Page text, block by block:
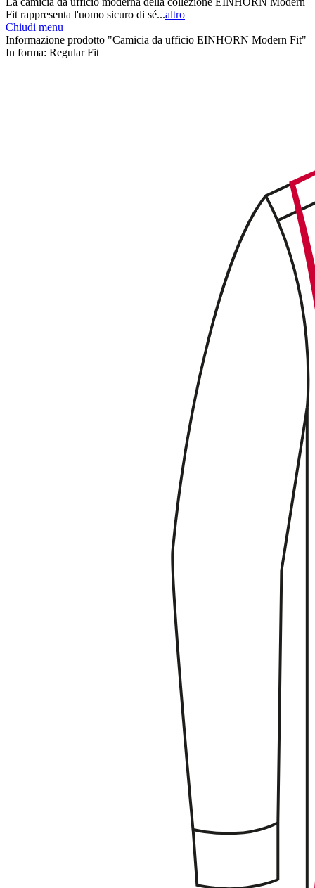
Fit rappresenta l'uomo sicuro di sé...altro
Chiudi menu
Informazione prodotto "Camicia da ufficio EINHORN Modern Fit"
In forma: Regular Fit